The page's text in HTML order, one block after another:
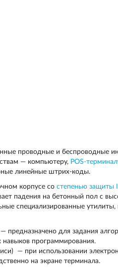
проводные и беспроводные
— компьютеру, POS-
линейные штрих-коды.
корпусе со степенью защиты
падения на бетонный пол с
специализированные
предназначено для задания
навыков программирования.
— при использовании
на экране терминала.